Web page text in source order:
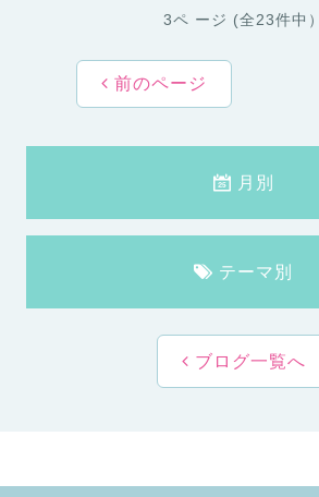
3ペ ージ (全23件中）
前のページ
月別
テーマ別
ブログ一覧へ